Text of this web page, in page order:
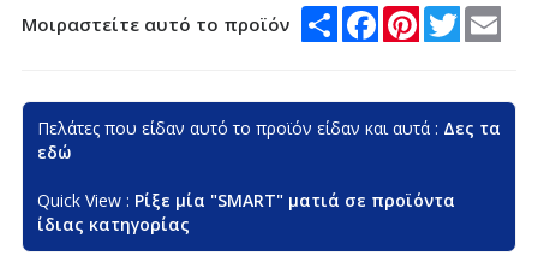
Μοιραστείτε αυτό το προϊόν ShareFacebook
Pinterest
Πελάτες που είδαν αυτό το προϊόν είδαν και αυτά : Δες τα
εδώ
Quick View : Ρίξε μία "SMART" ματιά σε προϊόντα
ίδιας κατηγορίας